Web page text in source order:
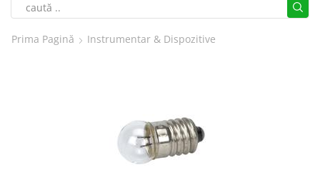
Prima Pagină Instrumentar & Dispozitive